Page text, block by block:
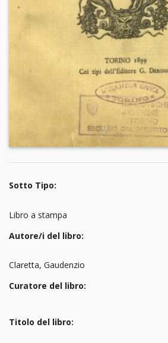
Sotto Tipo:
Libro a stampa
Autore/i del libro:
Claretta, Gaudenzio
Curatore del libro:
Titolo del libro: